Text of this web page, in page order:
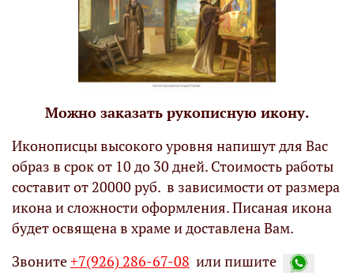
Можно заказать рукописную икону.
Иконописцы высокого уровня напишут для Вас
образ в срок от 10 до 30 дней. Стоимость работы
составит от 20000 руб. в зависимости от размера
икона и сложности оформления. Писаная икона
будет освящена в храме и доставлена Вам.
Звоните+7(926) 286-67-08 или пишите